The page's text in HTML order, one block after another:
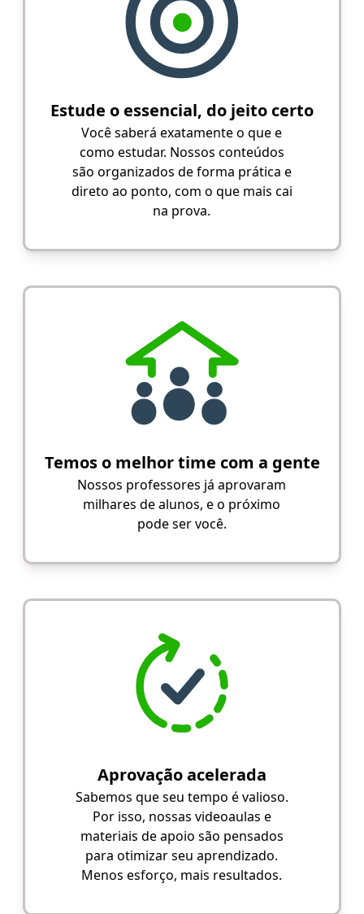
Estude o essencial, do jeito certo
Você saberá exatamente o que e
como estudar. Nossos conteúdos
são organizados de forma prática e
direto ao ponto, com o que mais cai
na prova.
Temos o melhor time com a gente
Nossos professores já aprovaram
milhares de alunos, e o próximo
pode ser você.
Aprovação acelerada
Sabemos que seu tempo é valioso.
Por isso, nossas videoaulas e
materiais de apoio são pensados
para otimizar seu aprendizado.
Menos esforço, mais resultados.